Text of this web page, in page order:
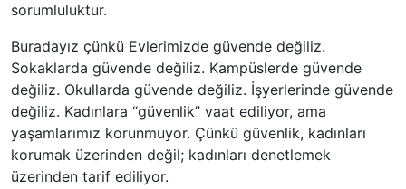
sorumluluktur.
Buradayız çünkü Evlerimizde güvende değiliz.
Sokaklarda güvende değiliz. Kampüslerde güvende
değiliz. Okullarda güvende değiliz. İşyerlerinde güvende
değiliz. Kadınlara “güvenlik” vaat ediliyor, ama
yaşamlarımız korunmuyor. Çünkü güvenlik, kadınları
korumak üzerinden değil; kadınları denetlemek
üzerinden tarif ediliyor.